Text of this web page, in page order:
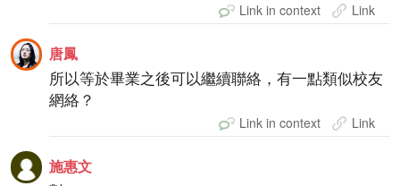
Link in context Link
唐鳳
所以等於畢業之後可以繼續聯絡，有一點類似校友
網絡？
Link in context Link
施惠文